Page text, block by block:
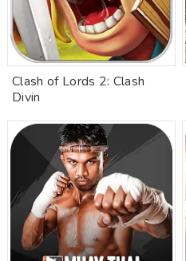
Clash of Lords 2: Clash
Divin